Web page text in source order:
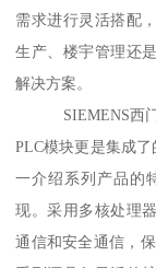
需求进行灵活搭配
生产、楼宇管理还
解决方案。
SIEMENS西门子
PLC模块更是集成
一介绍系列产品的
现。采用多核处理
通信和安全通信，